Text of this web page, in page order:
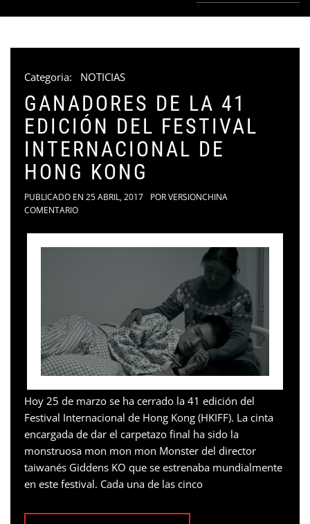
Categoria: NOTICIAS
GANADORES DE LA 41
EDICIÓN DEL FESTIVAL
INTERNACIONAL DE
HONG KONG
PUBLICADO EN 25 ABRIL, 2017 PORVERSIONCHINA
COMENTARIO
Hoy 25 de marzo se ha cerrado la 41 edición del
Festival Internacional de Hong Kong (HKIFF). La cinta
encargada de dar el carpetazo final ha sido la
monstruosa mon mon mon Monster del director
taiwanés Giddens KO que se estrenaba mundialmente
en este festival. Cada una de las cinco